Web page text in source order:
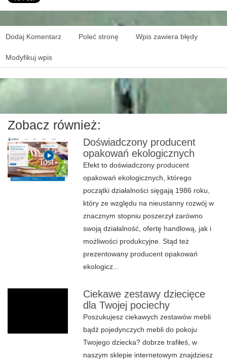
Dodaj Komentarz Poleć stronę Wpis zawiera błędy
Modyfikuj wpis
Zobacz również:
Doświadczony producent
opakowań ekologicznych
Efekt to doświadczony producent
opakowań ekologicznych, którego
początki działalności sięgają 1986 roku,
który ze względu na nieustanny rozwój w
znacznym stopniu poszerzył zarówno
swoją działalność, ofertę handlową, jak i
możliwości produkcyjne. Stąd też
prezentowany producent opakowań
ekologicz...
Ciekawe zestawy dziecięce
dla Twojej pociechy
Poszukujesz ciekawych zestawów mebli
bądź pojedynczych mebli do pokoju
Twojego dziecka? dobrze trafiłeś, w
naszym sklepie internetowym znajdziesz